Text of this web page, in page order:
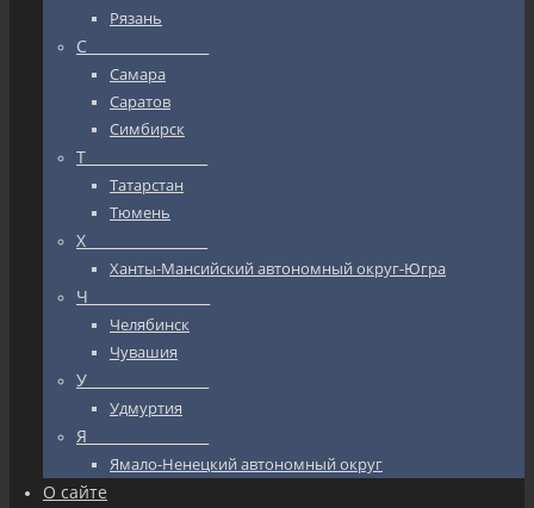
Рязань
С_________________
Самара
Саратов
Симбирск
Т_________________
Татарстан
Тюмень
Х_________________
Ханты-Мансийский автономный округ-Югра
Ч_________________
Челябинск
Чувашия
У_________________
Удмуртия
Я_________________
Ямало-Ненецкий автономный округ
О сайте